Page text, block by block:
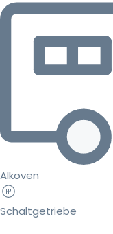
Alkoven
Schaltgetriebe